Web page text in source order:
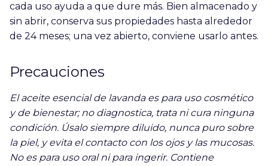
cada uso ayuda a que dure más. Bien almacenado y
sin abrir, conserva sus propiedades hasta alrededor
de 24 meses; una vez abierto, conviene usarlo antes.
Precauciones
El aceite esencial de lavanda es para uso cosmético
y de bienestar; no diagnostica, trata ni cura ninguna
condición. Úsalo siempre diluido, nunca puro sobre
la piel, y evita el contacto con los ojos y las mucosas.
No es para uso oral ni para ingerir. Contiene